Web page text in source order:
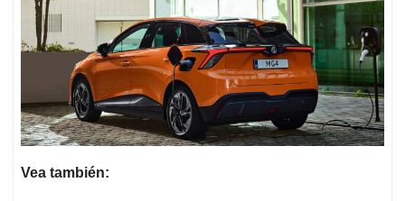
Vea también: